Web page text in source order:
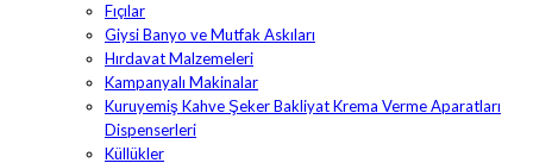
Fıçılar
Giysi Banyo ve Mutfak Askıları
Hırdavat Malzemeleri
Kampanyalı Makinalar
Kuruyemiş Kahve Şeker Bakliyat Krema Verme Aparatları
Dispenserleri
Küllükler